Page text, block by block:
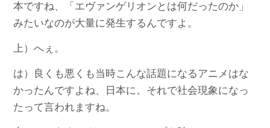
本ですね、「エヴァンゲリオンとは何だったのか」
みたいなのが大量に発生するんですよ。
上）へぇ。
は）良くも悪くも当時こんな話題になるアニメはな
かったんですよね、日本に。それで社会現象になっ
たって言われますね。